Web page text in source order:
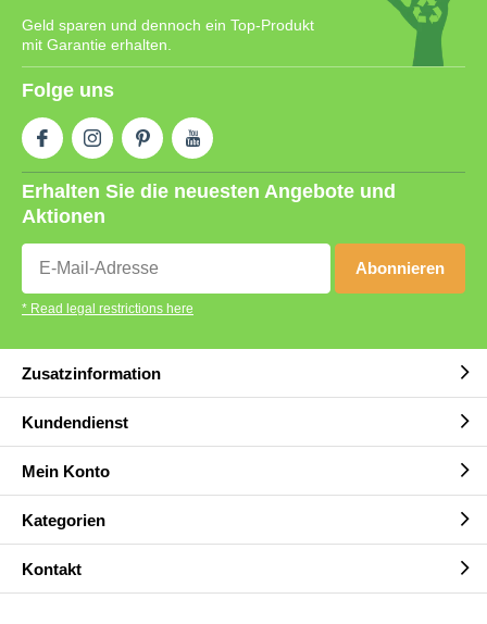
Geld sparen und dennoch ein Top-Produkt
mit Garantie erhalten.
Folge uns
Erhalten Sie die neuesten Angebote und
Aktionen
Abonnieren
* Read legal restrictions here
Zusatzinformation
Kundendienst
Mein Konto
Kategorien
Kontakt